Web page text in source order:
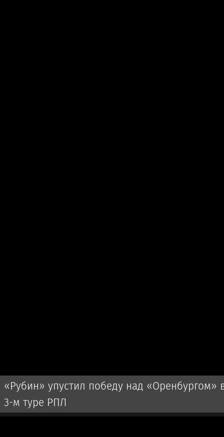
«Рубин» упустил победу над «Оренбургом»
3-м туре РПЛ